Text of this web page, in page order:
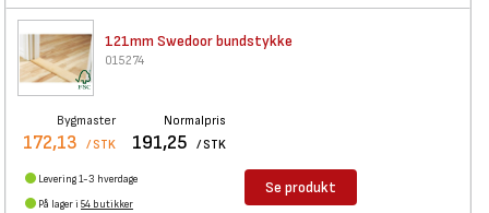
121mm Swedoor bundstykke
015274
Bygmaster
172,13 / STK
Normalpris
191,25 / STK
Levering 1-3 hverdage
På lager i 54 butikker
Se produkt